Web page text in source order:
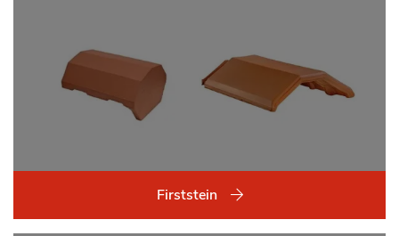
Firststein